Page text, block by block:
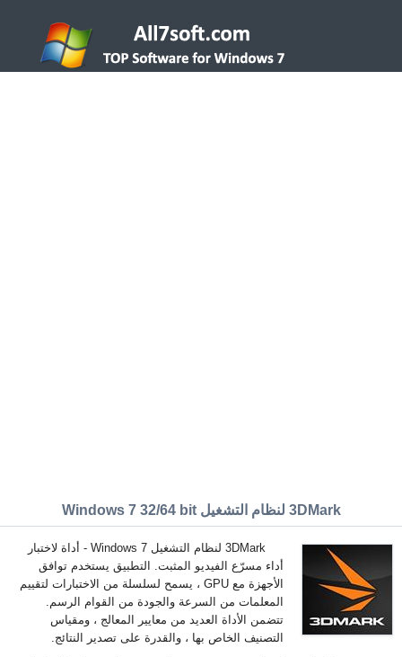
3DMark لنظام التشغيل Windows 7 32/64 bit
3DMark لنظام التشغيل Windows 7 - أداة لاختبار
أداء مسرّع الفيديو المثبت. التطبيق يستخدم توافق
الأجهزة مع GPU ، يسمح لسلسلة من الاختبارات لتقييم
المعلمات من السرعة والجودة من القوام الرسم.
تتضمن الأداة العديد من معايير المعالج ، ومقياس
التصنيف الخاص بها ، والقدرة على تصدير النتائج.